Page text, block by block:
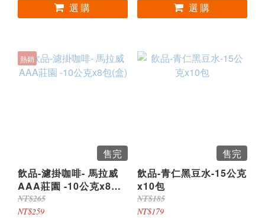
熱銷
售完
飲品-濾掛咖啡- 馬拉威
AAA莊園 -10公克x8包
(盒)
NT$265
NT$259
售完
飲品-青仁黑豆水-15公克
x10包
NT$185
NT$179